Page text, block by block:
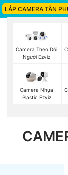
LẮP CAMERA TÂN
Camera Theo Dỏi
Người Ezviz
Camera Nhựa
Plastic Ezviz